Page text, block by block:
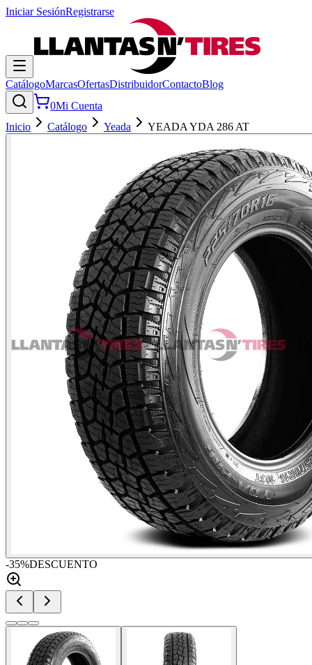
Iniciar SesiónRegistrarse
CatálogoMarcasOfertasDistribuidorContactoBlog
0Mi Cuenta
Inicio
Catálogo Yeada YEADA YDA 286 AT
-35%DESCUENTO